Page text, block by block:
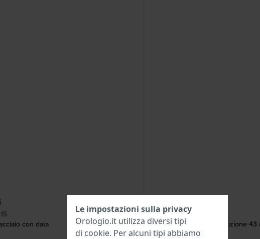
con data
Competizione
Le impostazioni sulla privacy
Orologio.it utilizza diversi tipi
di cookie. Per alcuni tipi abbiamo